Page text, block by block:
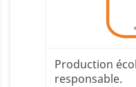
Production
responsable.